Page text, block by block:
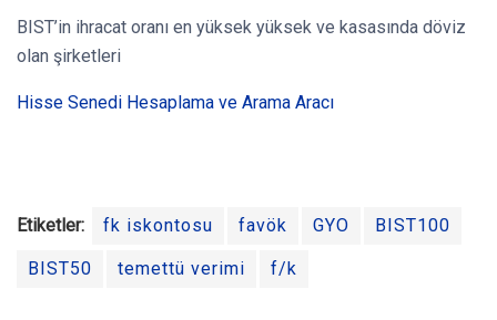
BIST’in ihracat oranı en yüksek yüksek ve kasasında döviz
olan şirketleri
Hisse Senedi Hesaplama ve Arama Aracı
Etiketler: fk iskontosu favök GYO BIST100
BIST50 temettü verimi f/k